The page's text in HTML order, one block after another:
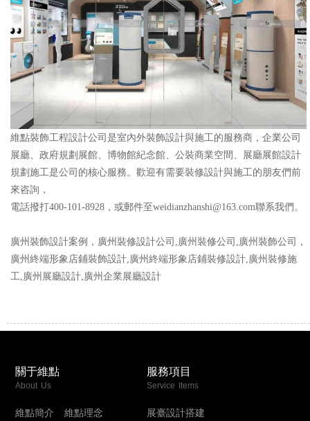
維點裝飾工程設計公司是室內外裝飾設計與施工的服務商，企業公司
展廳、政府規劃展館、博物館紀念館、公裝商業空間、展廳展館設計
規劃施工是公司的核心服務。歡迎有需要裝修設計與施工的朋友們前
來咨詢，
電話撥打400-101-8928，或郵件至weidianzhanshi@163.com聯系我們。
廣州裝飾設計案例，廣州裝修設計公司,廣州裝修公司,廣州裝飾公司，
廣州終端形象店鋪裝飾設計,廣州終端形象店鋪裝修設計,廣州裝修施
工,廣州展廳設計,廣州企業展廳設計
關于維點
About Us
維點簡介 維點理念
服務項目
Service Items
展臺設計搭建